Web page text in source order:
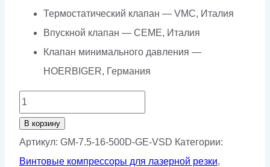
Термостатический клапан — VMC, Италия
Впускной клапан — CEME, Италия
Клапан минимального давления —
HOERBIGER, Германия
Количество
товара
Винтовой
компрессор
В корзину
Артикул: GM-7.5-16-500D-GE-VSD Категории:
Винтовые компрессоры для лазерной резки,